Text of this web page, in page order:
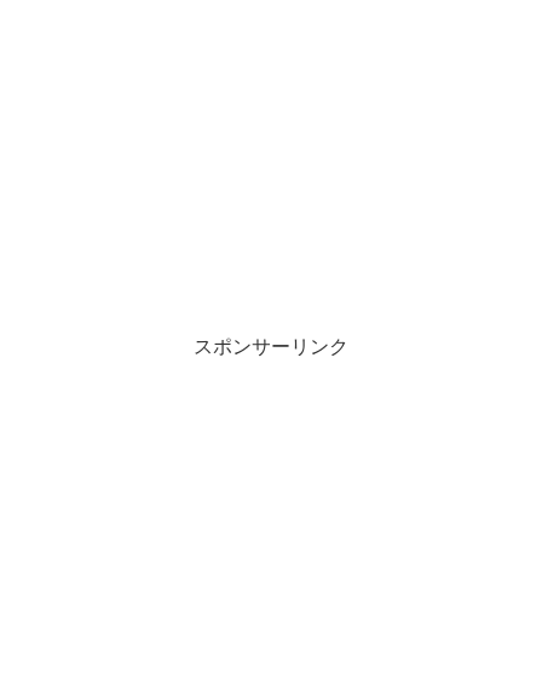
スポンサーリンク